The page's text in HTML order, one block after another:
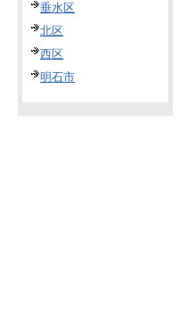
垂水区
北区
西区
明石市